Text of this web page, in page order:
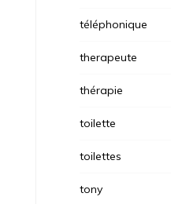
téléphonique
therapeute
thérapie
toilette
toilettes
tony